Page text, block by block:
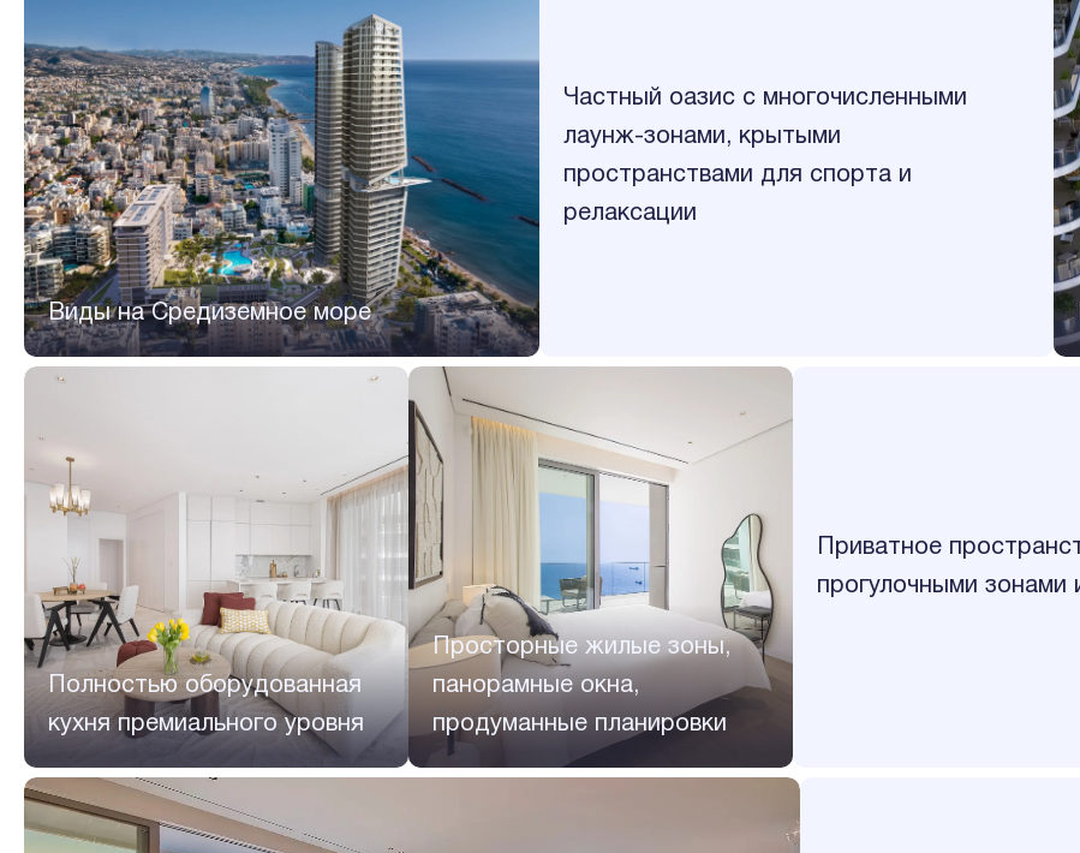
Виды на Средиземное море
Частный оазис с многочисленными
лаунж-зонами, крытыми
пространствами для спорта и
релаксации
Полностью оборудованная
кухня премиального уровня
Просторные жилые зоны,
панорамные окна,
продуманные планировки
Приватное
прогулочными